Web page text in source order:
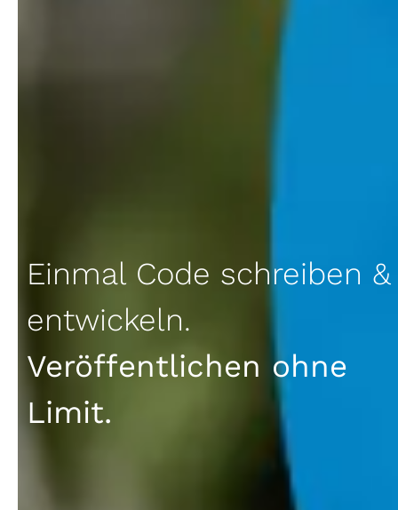
Einmal Code schreiben &
entwickeln.
Veröffentlichen ohne
Limit.